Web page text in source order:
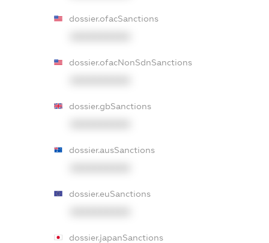
dossier.ofacSanctions
dossier.ofacNonSdnSanctions
dossier.gbSanctions
dossier.ausSanctions
dossier.euSanctions
dossier.japanSanctions